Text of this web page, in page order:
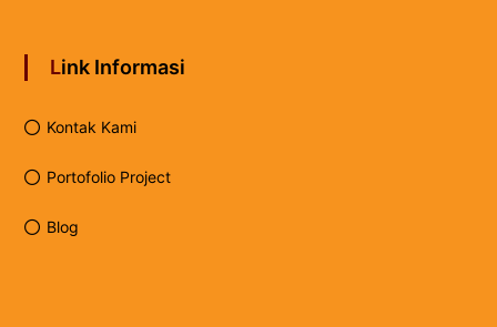
Link Informasi
Kontak Kami
Portofolio Project
Blog